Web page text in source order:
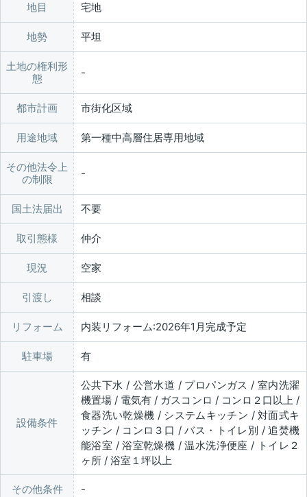
地目 宅地
地勢 平坦
土地の権利形
態
都市計画 市街化区域
用途地域 第一種中高層住居専用地域
その他法令上
の制限
国土法届出 不要
取引態様 仲介
現況 空家
引渡し 相談
リフォーム 内装リフォーム:2026年1月完成予定
駐車場 有
設備条件
公共下水 / 公営水道 / プロパンガス / 室内洗濯
機置場 / 電気有 / ガスコンロ / コンロ２口以上 /
食器洗い乾燥機 / システムキッチン / 対面式キ
ッチン / コンロ３口 / バス・トイレ別 / 追焚機
能浴室 / 浴室乾燥機 / 温水洗浄便座 / トイレ２
ヶ所 / 浴室１坪以上
その他条件